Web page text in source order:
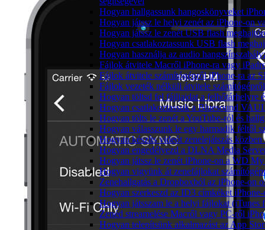
Hogyan hallgassunk hangoskönyveket
Hogyan játssz le helyi zenét az iPhone-on
Hogyan játssz le zenét USB flash
Hogyan csatlakoztassunk USB flash
Hogyan használja az audio
Fájlok átvitele Macről iPhone-ra vagy
Fájlok átvitele számítógépről iPhone-ra az
Fájlok vezeték nélküli átvitele
Hogyan töltsd fel fájljaidat a felhőtárhelyre
Hogyan csatlakoztassuk a Bluesound
Hogyan tölts le zenét a YouTube-ról és
Hogyan válasszunk le egy harmadik féltől
Hogyan készíts videót zenelejátszás közben
Hogyan engedélyezd a DLNA Media
Hogyan játssz le zenét iPhone-on a WD
Hogyan vigyünk át zenefájlokat
Zenehallgatás a Dropboxból az iPhone-on
Hogyan szerkeszd az ID3 címkéket
Hogyan játsszam le a helyi fájlokat (iTunes
Zenéd streamelése Macről vagy PC-ről
Hogyan telepítsünk alkalmazást az App